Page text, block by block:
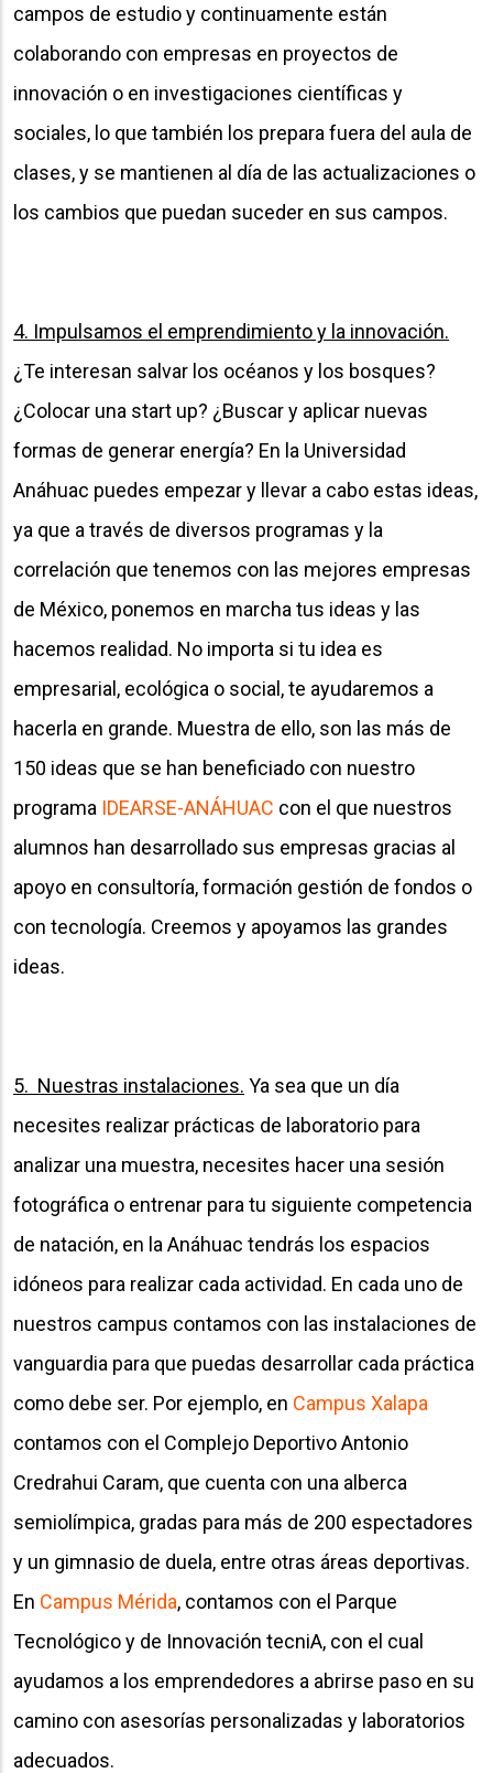
campos de estudio y continuamente están
colaborando con empresas en proyectos de
innovación o en investigaciones científicas y
sociales, lo que también los prepara fuera del aula de
clases, y se mantienen al día de las actualizaciones o
los cambios que puedan suceder en sus campos.
4. Impulsamos el emprendimiento y la innovación.
¿Te interesan salvar los océanos y los bosques?
¿Colocar una start up? ¿Buscar y aplicar nuevas
formas de generar energía? En la Universidad
Anáhuac puedes empezar y llevar a cabo estas ideas,
ya que a través de diversos programas y la
correlación que tenemos con las mejores empresas
de México, ponemos en marcha tus ideas y las
hacemos realidad. No importa si tu idea es
empresarial, ecológica o social, te ayudaremos a
hacerla en grande. Muestra de ello, son las más de
150 ideas que se han beneficiado con nuestro
programa IDEARSE-ANÁHUAC con el que nuestros
alumnos han desarrollado sus empresas gracias al
apoyo en consultoría, formación gestión de fondos o
con tecnología. Creemos y apoyamos las grandes
ideas.
5. Nuestras instalaciones. Ya sea que un día
necesites realizar prácticas de laboratorio para
analizar una muestra, necesites hacer una sesión
fotográfica o entrenar para tu siguiente competencia
de natación, en la Anáhuac tendrás los espacios
idóneos para realizar cada actividad. En cada uno de
nuestros campus contamos con las instalaciones de
vanguardia para que puedas desarrollar cada práctica
como debe ser. Por ejemplo, en Campus Xalapa
contamos con el Complejo Deportivo Antonio
Credrahui Caram, que cuenta con una alberca
semiolímpica, gradas para más de 200 espectadores
y un gimnasio de duela, entre otras áreas deportivas.
En Campus Mérida, contamos con el Parque
Tecnológico y de Innovación tecniA, con el cual
ayudamos a los emprendedores a abrirse paso en su
camino con asesorías personalizadas y laboratorios
adecuados.